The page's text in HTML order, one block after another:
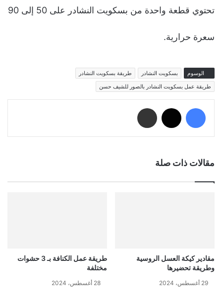
تحتوي قطعة واحدة من بسكويت النشادر على 50 إلى 90
سعرة حرارية.
الوسوم بسكويت النشادر
طريقة بسكويت النشادر
طريقة عمل بسكويت النشادر بالصور للشيف حسن
فيسبوك
مقالات ذات صلة
مقادير كيكة العسل الروسية
وطريقة تحضيرها
29 أغسطس، 2024
طريقة عمل الكنافة بـ 3 حشوات
مختلفة
28 أغسطس، 2024